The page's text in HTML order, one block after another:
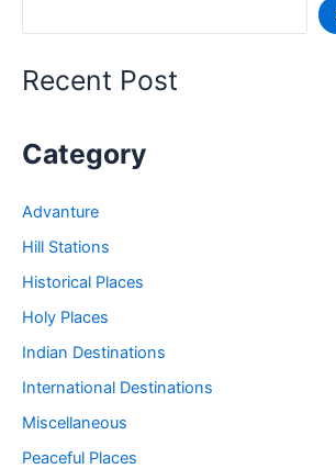
Places
Recent Post
Category
Advanture
Hill Stations
Historical Places
Holy Places
Indian Destinations
International Destinations
Miscellaneous
Peaceful Places